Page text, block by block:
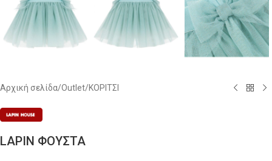
Αρχική σελίδα/Outlet/ΚΟΡΙΤΣΙ
LAPIN ΦΟΥΣΤΑ